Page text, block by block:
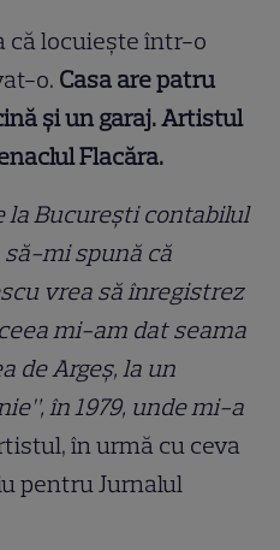
că locuiește într-o
o. Casa are patru
și un garaj. Artistul
Flacăra.
la Bucureşti contabilul
să-mi spună că
vrea să înregistrez
mi-am dat seama
de Argeş, la un
în 1979, unde mi-a
în urmă cu ceva
pentru Jurnalul